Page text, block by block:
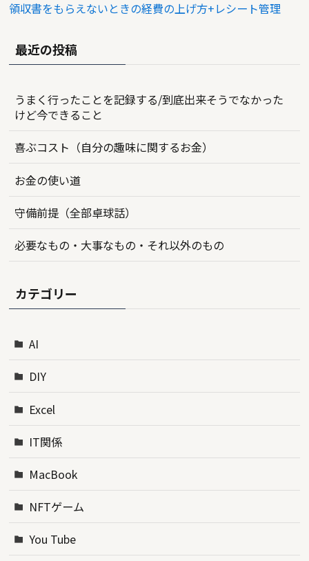
領収書をもらえないときの経費の上げ方+レシート管理
最近の投稿
うまく行ったことを記録する/到底出来そうでなかった
けど今できること
喜ぶコスト（自分の趣味に関するお金）
お金の使い道
守備前提（全部卓球話）
必要なもの・大事なもの・それ以外のもの
カテゴリー
AI
DIY
Excel
IT関係
MacBook
NFTゲーム
You Tube